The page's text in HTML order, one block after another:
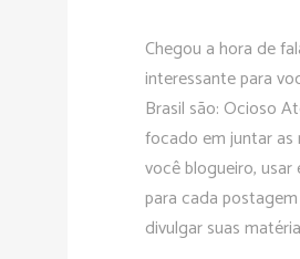
Chegou a hora de
interessante para
Brasil são: Ocioso
focado em juntar as
você blogueiro,
para cada
divulgar suas